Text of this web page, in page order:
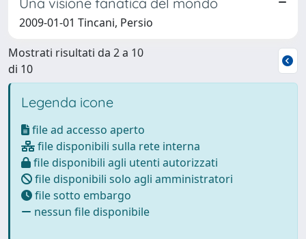
2009-01-01 Tincani, Persio
Mostrati risultati da 2 a 10
di 10
Legenda icone
file ad accesso aperto
file disponibili sulla rete interna
file disponibili agli utenti autorizzati
file disponibili solo agli amministratori
file sotto embargo
nessun file disponibile